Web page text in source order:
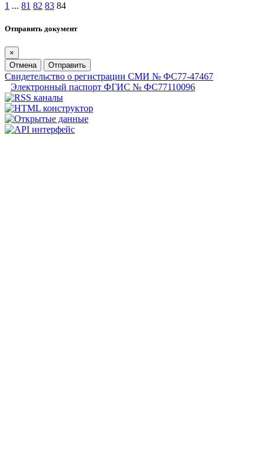
1 ... 81 82 83 84
Отправить документ
×
Отмена
Отправить
Свидетельство о регистрации СМИ № ФС77-47467
Электронный паспорт ФГИС № ФС77110096